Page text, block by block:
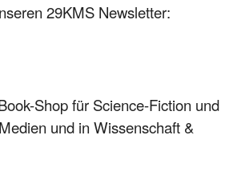
29KMS Newsletter:
Shop für Science-Fiction und
und in Wissenschaft &